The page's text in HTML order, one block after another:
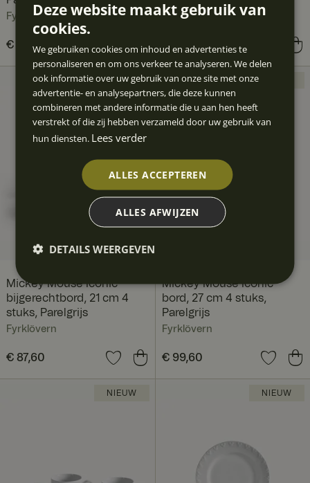
Fyrklövern
Prijs :€ 83,60
€ 83,60
Fyrklövern
Prijs € 79,61
€ 79,61
NIEUW
Mickey Mouse Iconic
bijgerechtbord, 21 cm 4
stuks, Parelgrijs
Fyrklövern
Prijs:€ 87,60
€ 87,60
Mickey Mouse Iconic
bord, 27 cm 4 stuks,
Parelgrijs
Fyrklövern
Prijs:€ 99,60
€ 99,60
NIEUW NIEUW
Deze website maakt gebruik van
cookies.
We gebruiken cookies om inhoud en advertenties te
personaliseren en om ons verkeer te analyseren. We delen
ook informatie over uw gebruik van onze site met onze
advertentie- en analysepartners, die deze kunnen
combineren met andere informatie die u aan hen heeft
verstrekt of die zij hebben verzameld door uw gebruik van
hun diensten. Lees verder
ALLES ACCEPTEREN
ALLES AFWIJZEN
DETAILS WEERGEVEN